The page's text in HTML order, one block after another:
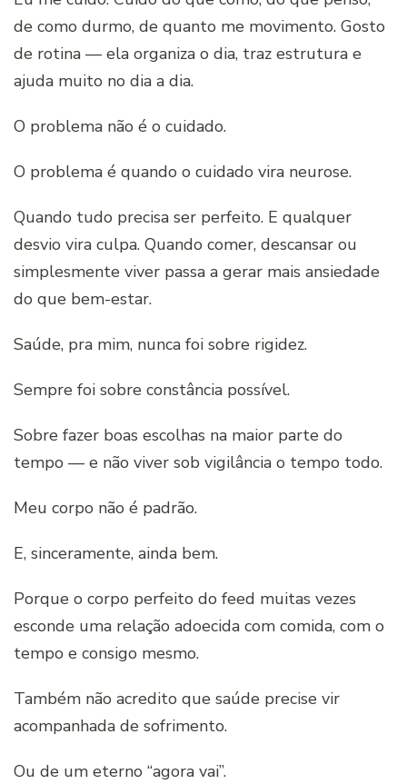
de como durmo, de quanto me movimento. Gosto
de rotina — ela organiza o dia, traz estrutura e
ajuda muito no dia a dia.
O problema não é o cuidado.
O problema é quando o cuidado vira neurose.
Quando tudo precisa ser perfeito. E qualquer
desvio vira culpa. Quando comer, descansar ou
simplesmente viver passa a gerar mais ansiedade
do que bem-estar.
Saúde, pra mim, nunca foi sobre rigidez.
Sempre foi sobre constância possível.
Sobre fazer boas escolhas na maior parte do
tempo — e não viver sob vigilância o tempo todo.
Meu corpo não é padrão.
E, sinceramente, ainda bem.
Porque o corpo perfeito do feed muitas vezes
esconde uma relação adoecida com comida, com o
tempo e consigo mesmo.
Também não acredito que saúde precise vir
acompanhada de sofrimento.
Ou de um eterno “agora vai”.